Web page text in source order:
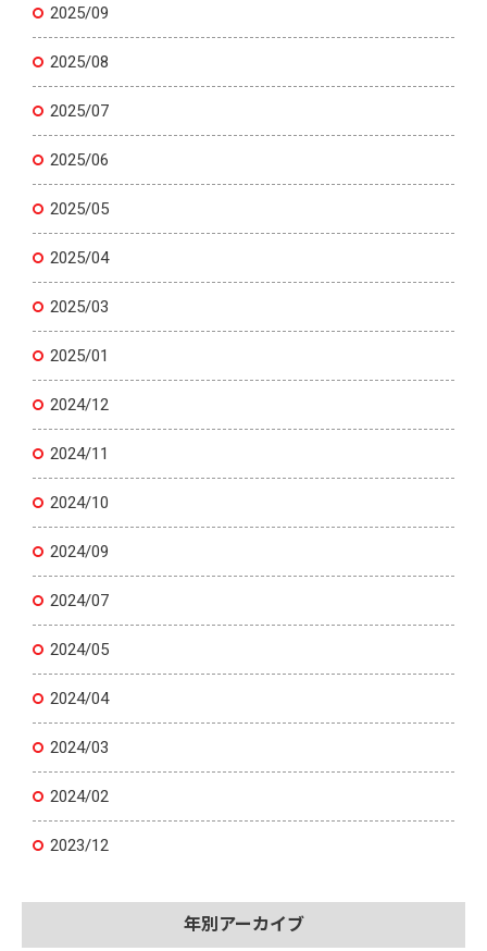
2025/09
2025/08
2025/07
2025/06
2025/05
2025/04
2025/03
2025/01
2024/12
2024/11
2024/10
2024/09
2024/07
2024/05
2024/04
2024/03
2024/02
2023/12
年別アーカイブ